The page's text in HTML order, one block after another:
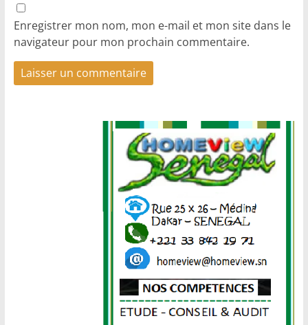
Enregistrer mon nom, mon e-mail et mon site dans le
navigateur pour mon prochain commentaire.